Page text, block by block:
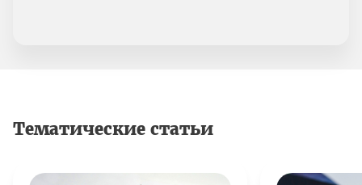
Тематические статьи